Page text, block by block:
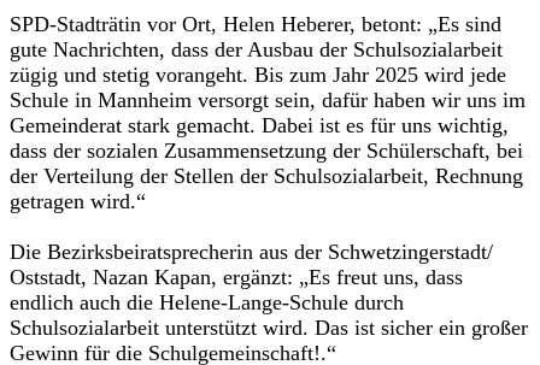
SPD-Stadträtin vor Ort, Helen Heberer, betont: „Es sind
gute Nachrichten, dass der Ausbau der Schulsozialarbeit
zügig und stetig vorangeht. Bis zum Jahr 2025 wird jede
Schule in Mannheim versorgt sein, dafür haben wir uns im
Gemeinderat stark gemacht. Dabei ist es für uns wichtig,
dass der sozialen Zusammensetzung der Schülerschaft, bei
der Verteilung der Stellen der Schulsozialarbeit, Rechnung
getragen wird.“
Die Bezirksbeiratsprecherin aus der Schwetzingerstadt/
Oststadt, Nazan Kapan, ergänzt: „Es freut uns, dass
endlich auch die Helene-Lange-Schule durch
Schulsozialarbeit unterstützt wird. Das ist sicher ein großer
Gewinn für die Schulgemeinschaft!.“